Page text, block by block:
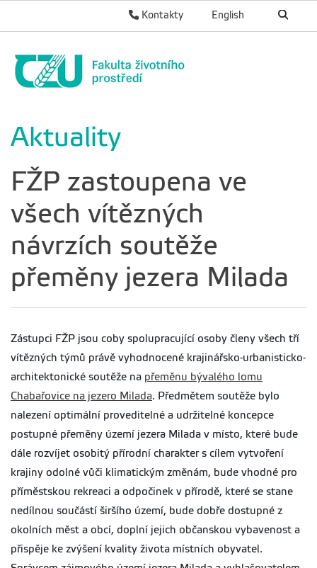
English
Kontakty
Aktuality
FŽP zastoupena ve
všech vítězných
návrzích soutěže
přeměny jezera Milada
Zástupci FŽP jsou coby spolupracující osoby členy všech tří
vítězných týmů právě vyhodnocené krajinářsko-urbanisticko-
architektonické soutěže na přeměnu bývalého lomu
Chabařovice na jezero Milada. Předmětem soutěže bylo
nalezení optimální proveditelné a udržitelné koncepce
postupné přeměny území jezera Milada v místo, které bude
dále rozvíjet osobitý přírodní charakter s cílem vytvoření
krajiny odolné vůči klimatickým změnám, bude vhodné pro
příměstskou rekreaci a odpočinek v přírodě, které se stane
nedílnou součástí širšího území, bude dobře dostupné z
okolních měst a obcí, doplní jejich občanskou vybavenost a
přispěje ke zvýšení kvality života místních obyvatel.